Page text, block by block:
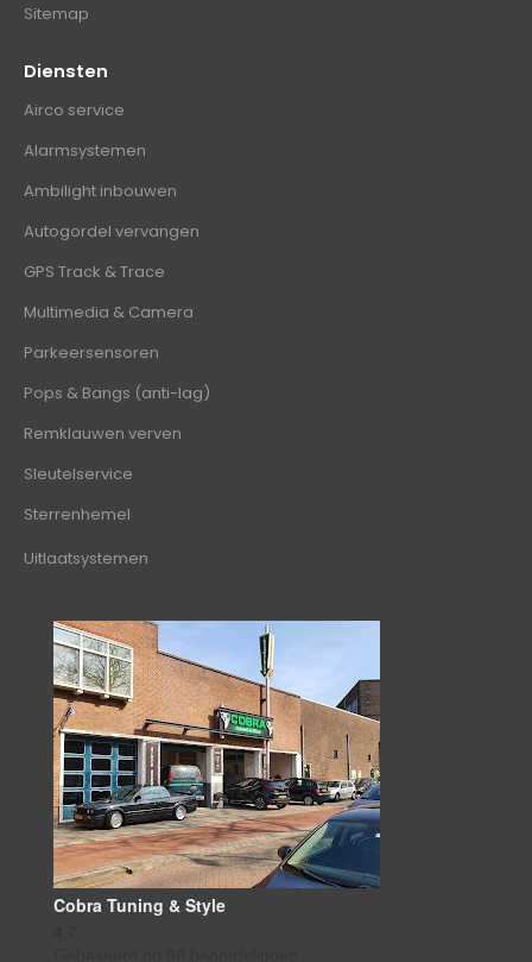
Sitemap
Diensten
Airco service
Alarmsystemen
Ambilight inbouwen
Autogordel vervangen
GPS Track & Trace
Multimedia & Camera
Parkeersensoren
Pops & Bangs (anti-lag)
Remklauwen verven
Sleutelservice
Sterrenhemel
Uitlaatsystemen
Cobra Tuning & Style